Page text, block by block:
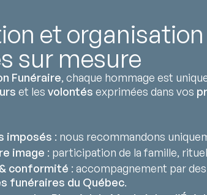
et
sur mesure
Funéraire, chaque hommage est
et les volontés exprimées dans vos
imposés : nous recommandons
image : participation de la famille,
conformité : accompagnement par des
funéraires du Québec.